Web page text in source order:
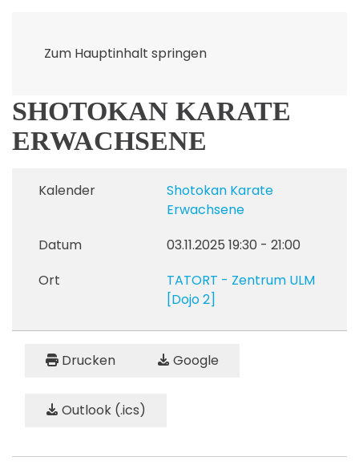
Zum Hauptinhalt springen
SHOTOKAN KARATE
ERWACHSENE
Kalender
Shotokan Karate
Erwachsene
Datum
03.11.2025 19:30 - 21:00
Ort
TATORT - Zentrum ULM
[Dojo 2]
Drucken Google
Outlook (.ics)